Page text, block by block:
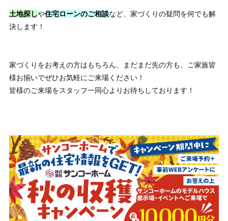
土地探しや住宅ローンのご相談など、家づくりの疑問を何でも解
決します！
家づくりをお考えの方はもちろん、まだまだ先の方も、ご家族皆
様お揃いでぜひお気軽にご来場ください！
皆様のご来場をスタッフ一同心よりお待ちしております！